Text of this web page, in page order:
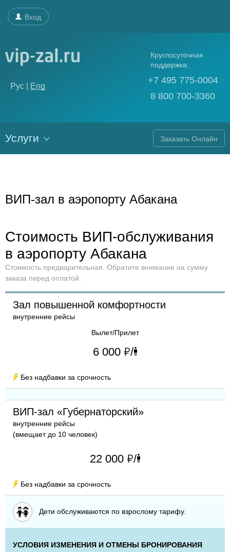
Вход
Рус | Eng
Круглосуточная
поддержка:
+7 495 775-0004
8 800 700-3360
Услуги Заказать Онлайн
ВИП-зал в аэропорту Абакана
Стоимость ВИП-обслуживания
в аэропорту Абакана
Стоимость предварительная. Обратите внимание на сумму
заказа перед оплатой.
Зал повышенной комфортности
внутренние рейсы
Вылет/Прилет
6 000 "/
human
ursoБез надбавки за срочность
ВИП-зал «Губернаторский»
внутренние рейсы
(вмещает до 10 человек)
22 000 "/
human
ursoБез надбавки за срочность
Дети обслуживаются по взрослому тарифу.
УСЛОВИЯ ИЗМЕНЕНИЯ И ОТМЕНЫ БРОНИРОВАНИЯ